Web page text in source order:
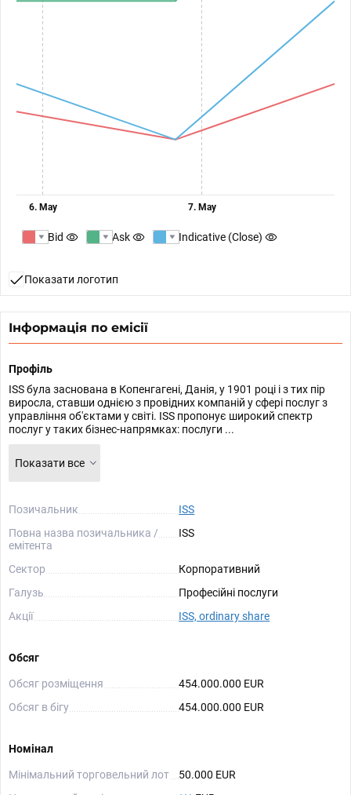
6. May 7. May
Bid Ask Indicative (Close)
Показати логотип
Інформація по емісії
Профіль
ISS була заснована в Копенгагені, Данія, у 1901 році і з тих пір
виросла, ставши однією з провідних компаній у сфері послуг з
управління об'єктами у світі. ISS пропонує широкий спектр
послуг у таких бізнес-напрямках: послуги ...
Показати все
Позичальник
ISS
Повна назва позичальника /
емітента
ISS
Сектор
Корпоративний
Галузь
Професійні послуги
Акції
ISS, ordinary share
Обсяг
Обсяг розміщення
454.000.000 EUR
Обсяг в бігу
454.000.000 EUR
Номінал
Мінімальний торговельний лот
50.000 EUR